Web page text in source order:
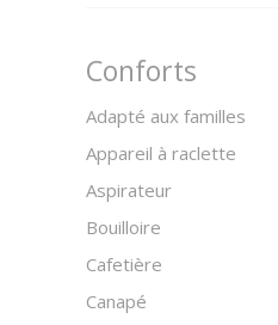
Conforts
Adapté aux familles
Appareil à raclette
Aspirateur
Bouilloire
Cafetière
Canapé